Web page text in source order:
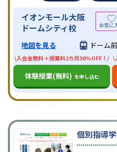
イオンモール大阪
ドームシティ校
地図を見る ドーム
\入会金無料＋授業料2カ月30%OFF！/
体験授業(無料) を申し込む
\
個別指導